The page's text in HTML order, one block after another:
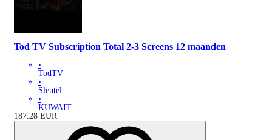
Tod TV Subscription Total 2-3 Screens 12 maanden
•
TodTV
•
Sleutel
•
KUWAIT
187.28 EUR